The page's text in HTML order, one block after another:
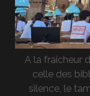
A la fraîcheur
celle des
silence, le